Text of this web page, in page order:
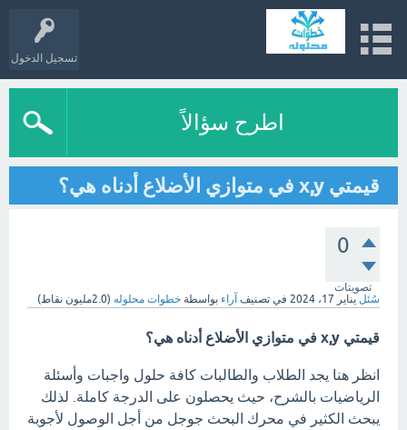
تسجيل الدخول
اطرح سؤالاً
قيمتي x,y في متوازي الأضلاع أدناه هي؟
0
تصويتات
سُئل يناير 17، 2024 في تصنيف آراء بواسطة خطوات محلوله (2.0مليون نقاط)
قيمتي x,y في متوازي الأضلاع أدناه هي؟
انظر هنا يجد الطلاب والطالبات كافة حلول واجبات وأسئلة
الرياضيات بالشرح، حيث يحصلون على الدرجة كاملة. لذلك
يبحث الكثير في محرك البحث جوجل من أجل الوصول لأجوبة